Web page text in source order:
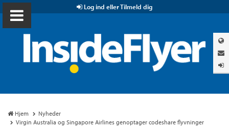
Log ind eller Tilmeld dig
Hjem
Nyheder
Virgin Australia og Singapore Airlines genoptager codeshare flyvninger